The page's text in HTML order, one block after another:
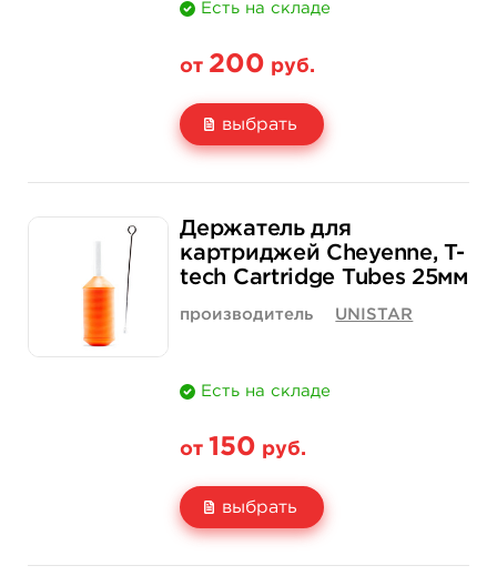
Есть на складе
от 200 руб.
выбрать
Количество
200 руб.
купить купить
Держатель для
картриджей Cheyenne, T-
tech Cartridge Tubes 25мм
производитель UNISTAR
Есть на складе
от 150 руб.
выбрать